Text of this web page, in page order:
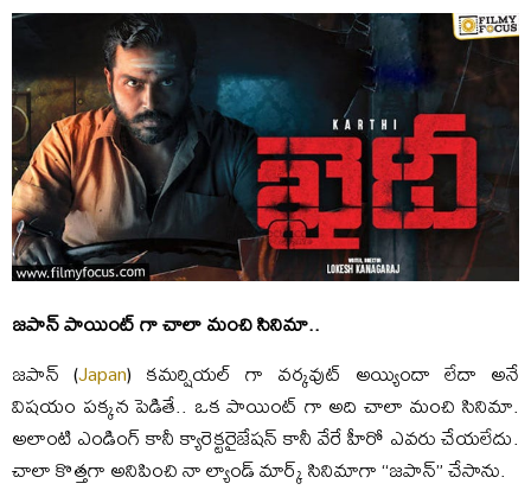
జపాన్ పాయింట్ గా చాలా మంచి సినిమా..
జపాన్ (Japan) కమర్షియల్ గా వర్కవుట్ అయ్యిందా లేదా అనే
విషయం పక్కన పెడితే.. ఒక పాయింట్ గా అది చాలా మంచి సినిమా.
అలాంటి ఎండింగ్ కానీ క్యారెక్టరైజేషన్ కానీ వేరే హీరో ఎవరు చేయలేదు.
చాలా కొత్తగా అనిపించి నా ల్యాండ్ మార్క్ సినిమాగా “జపాన్” చేసాను.